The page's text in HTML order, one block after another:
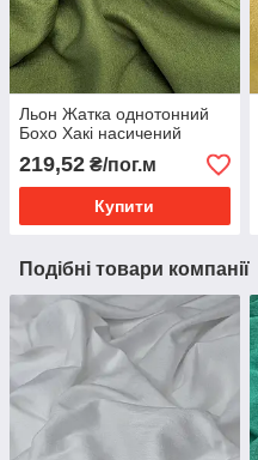
Льон Жатка однотонний
Бохо Хакі насичений
219,52 ₴/пог.м
Купити
Подібні товари компанії